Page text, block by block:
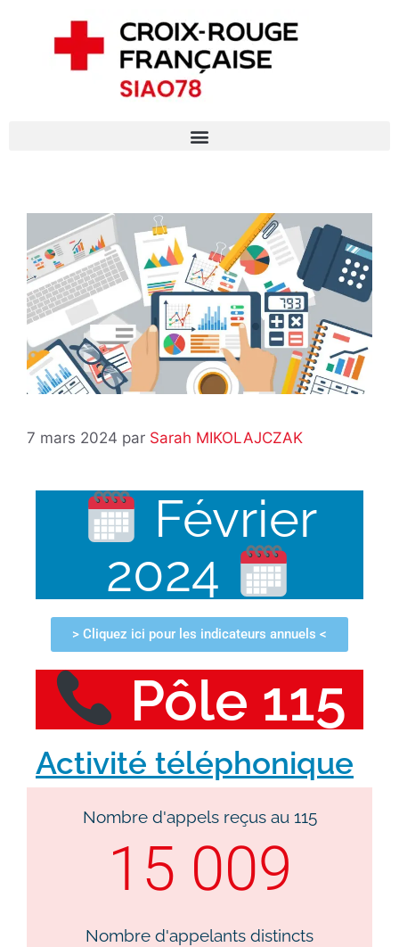
7 mars 2024 par Sarah MIKOLAJCZAK
Février
2024
> Cliquez ici pour les indicateurs annuels <
Pôle 115
Activité téléphonique
Nombre d'appels reçus au 115​
15 009
Nombre d'appelants distincts​